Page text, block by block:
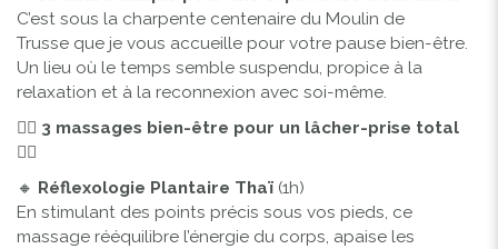
C’est sous la charpente centenaire du Moulin de
Trusse que je vous accueille pour votre pause bien-être.
Un lieu où le temps semble suspendu, propice à la
relaxation et à la reconnexion avec soi-même.
💆‍♂️ 3 massages bien-être pour un lâcher-prise total
💆‍♀️
🔸 Réflexologie Plantaire Thaï (1h)
En stimulant des points précis sous vos pieds, ce
massage rééquilibre l’énergie du corps, apaise les